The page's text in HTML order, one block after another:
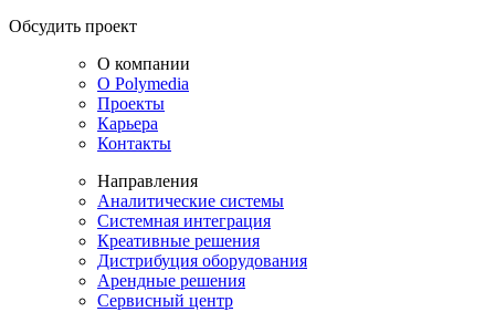
Обсудить проект
О компании
О Polymedia
Проекты
Карьера
Контакты
Направления
Аналитические системы
Системная интеграция
Креативные решения
Дистрибуция оборудования
Арендные решения
Сервисный центр